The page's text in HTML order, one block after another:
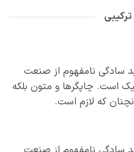
نامفهوم از صنعت
چاپگرها و متون بلکه
که لازم است.